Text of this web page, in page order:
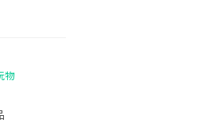
公司的職員,但其實暗地裡是負
物